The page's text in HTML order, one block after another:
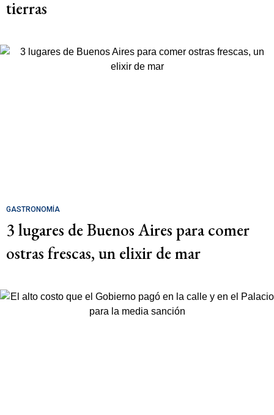
tierras
GASTRONOMÍA
3 lugares de Buenos Aires para comer
ostras frescas, un elixir de mar